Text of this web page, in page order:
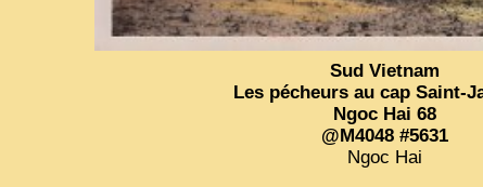
Sud Vietnam
Les pécheurs au cap Saint-
Ngoc Hai 68
@M4048 #5631
Ngoc Hai